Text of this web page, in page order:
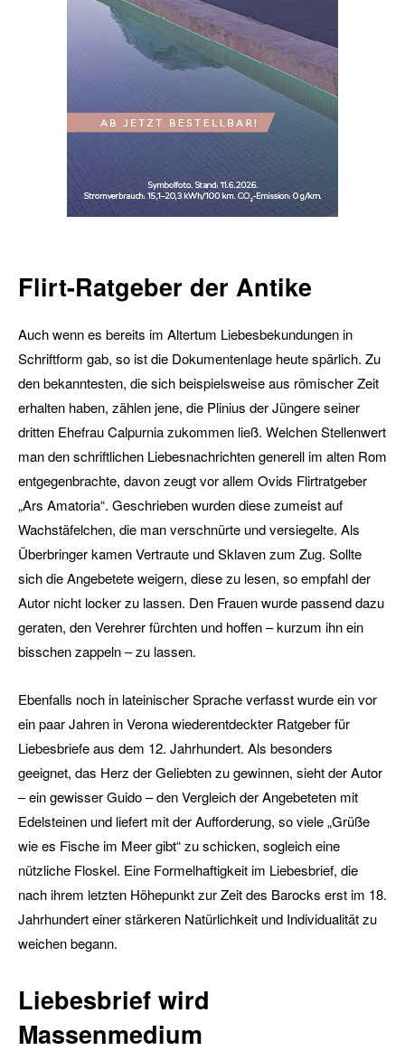
Flirt-Ratgeber der Antike
Auch wenn es bereits im Altertum Liebesbekundungen in
Schriftform gab, so ist die Dokumentenlage heute spärlich. Zu
den bekanntesten, die sich beispielsweise aus römischer Zeit
erhalten haben, zählen jene, die Plinius der Jüngere seiner
dritten Ehefrau Calpurnia zukommen ließ. Welchen Stellenwert
man den schriftlichen Liebesnachrichten generell im alten Rom
entgegenbrachte, davon zeugt vor allem Ovids Flirtratgeber
„Ars Amatoria“. Geschrieben wurden diese zumeist auf
Wachs­täfelchen, die man verschnürte und versiegelte. Als
Überbringer kamen Vertraute und Sklaven zum Zug. Sollte
sich die Angebetete weigern, diese zu lesen, so empfahl der
Autor nicht locker zu lassen. Den Frauen wurde passend dazu
geraten, den Verehrer fürchten und hoffen – kurzum ihn ein
bisschen zappeln – zu lassen.
Ebenfalls noch in lateinischer Sprache verfasst wurde ein vor
ein paar Jahren in Verona wiederentdeckter Ratgeber für
Liebesbriefe aus dem 12. Jahrhundert. Als besonders
geeignet, das Herz der Geliebten zu gewinnen, sieht der Autor
– ein gewisser Guido – den Vergleich der Angebeteten mit
Edelsteinen und liefert mit der Aufforderung, so viele „Grüße
wie es Fische im Meer gibt“ zu schicken, sogleich eine
nützliche Floskel. Eine Formelhaftigkeit im Liebesbrief, die
nach ihrem letzten Höhepunkt zur Zeit des Barocks erst im 18.
Jahrhundert einer stärkeren Natürlichkeit und Individualität zu
weichen begann.
Liebesbrief wird
Massenmedium